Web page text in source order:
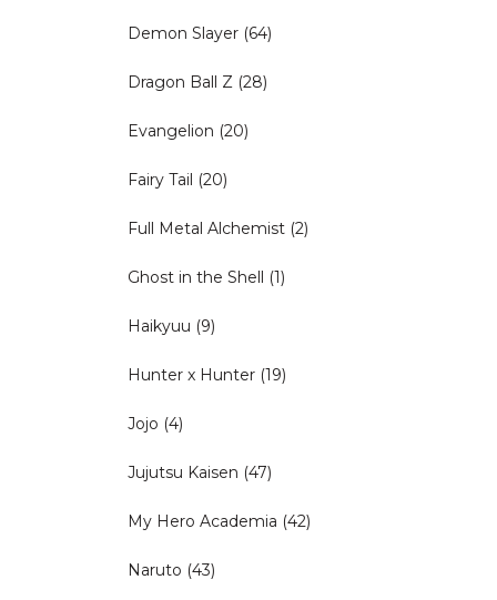
Demon Slayer (64)
Dragon Ball Z (28)
Evangelion (20)
Fairy Tail (20)
Full Metal Alchemist (2)
Ghost in the Shell (1)
Haikyuu (9)
Hunter x Hunter (19)
Jojo (4)
Jujutsu Kaisen (47)
My Hero Academia (42)
Naruto (43)